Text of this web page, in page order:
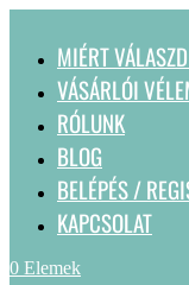
MIÉRT
VÁSÁRLÓI
RÓLUNK
BLOG
BELÉPÉS /
KAPCSOLAT
0 Elemek